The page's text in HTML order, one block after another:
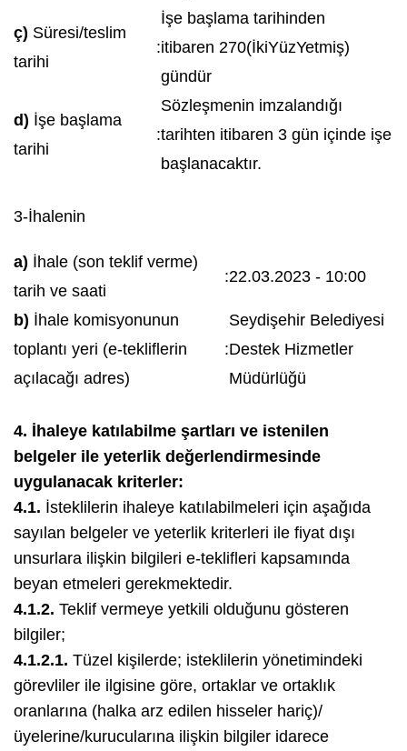
ç) Süresi/teslim
tarihi
:
İşe başlama tarihinden
itibaren 270(İkiYüzYetmiş)
gündür
d) İşe başlama
tarihi
:
Sözleşmenin imzalandığı
tarihten itibaren 3 gün içinde işe
başlanacaktır.
3-İhalenin
a) İhale (son teklif verme)
tarih ve saati
:22.03.2023 - 10:00
b) İhale komisyonunun
toplantı yeri (e-tekliflerin
açılacağı adres)
:
Seydişehir Belediyesi
Destek Hizmetler
Müdürlüğü
4. İhaleye katılabilme şartları ve istenilen
belgeler ile yeterlik değerlendirmesinde
uygulanacak kriterler:
4.1. İsteklilerin ihaleye katılabilmeleri için aşağıda
sayılan belgeler ve yeterlik kriterleri ile fiyat dışı
unsurlara ilişkin bilgileri e-teklifleri kapsamında
beyan etmeleri gerekmektedir.
4.1.2. Teklif vermeye yetkili olduğunu gösteren
bilgiler;
4.1.2.1. Tüzel kişilerde; isteklilerin yönetimindeki
görevliler ile ilgisine göre, ortaklar ve ortaklık
oranlarına (halka arz edilen hisseler hariç)/
üyelerine/kurucularına ilişkin bilgiler idarece